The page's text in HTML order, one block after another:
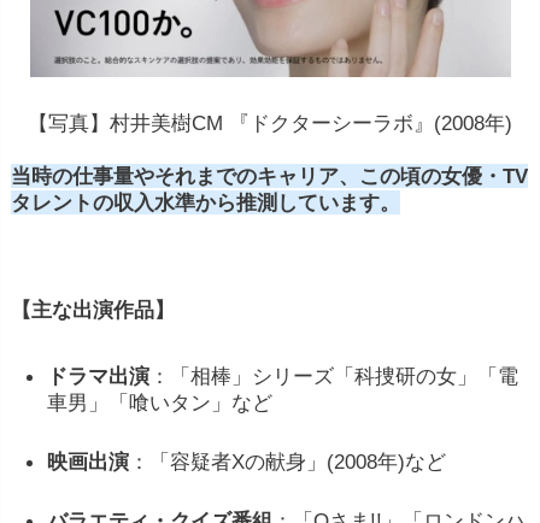
【写真】村井美樹CM 『ドクターシーラボ』(2008年)
当時の仕事量やそれまでのキャリア、この頃の女優・TV
タレントの収入水準から推測しています。
【主な出演作品】
ドラマ出演 ：「相棒」シリーズ「科捜研の女」「電
車男」「喰いタン」など
映画出演 ：「容疑者Xの献身」(2008年)など